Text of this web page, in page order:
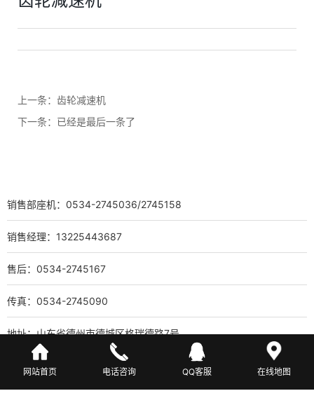
上一条： 齿轮减速机
下一条：已经是最后一条了
销售部座机：0534-2745036/2745158
销售经理：13225443687
售后：0534-2745167
传真：0534-2745090
地址：山东省德州市德城区格瑞德路7号
备案号：鲁ICP备17020074号-45
网站首页 电话咨询 QQ客服 在线地图